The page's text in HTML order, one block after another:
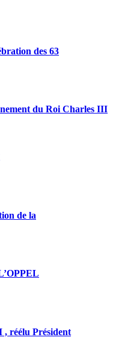
des 63
du Roi Charles III
de la
réélu Président